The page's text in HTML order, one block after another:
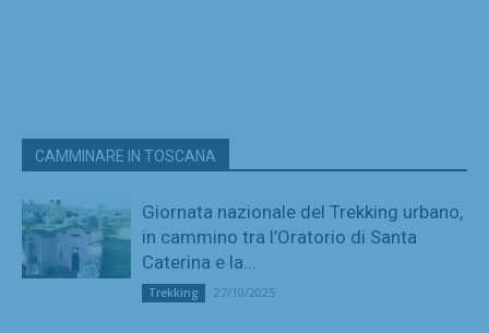
CAMMINARE IN TOSCANA
Giornata nazionale del Trekking urbano,
in cammino tra l’Oratorio di Santa
Caterina e la...
Trekking 27/10/2025